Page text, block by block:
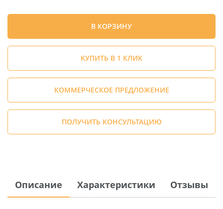
В КОРЗИНУ
КУПИТЬ В 1 КЛИК
КОММЕРЧЕСКОЕ ПРЕДЛОЖЕНИЕ
ПОЛУЧИТЬ КОНСУЛЬТАЦИЮ
Описание Характеристики Отзывы